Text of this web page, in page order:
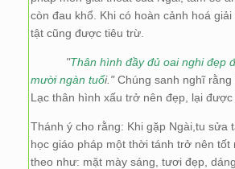
còn đau khổ. Khi có hoàn cảnh hoá
tật cũng được tiêu trừ.
"Thân hình đầy đủ oai nghi đẹp
mười ngàn tuổi."Chúng sanh nghĩ rằng
Lạc thân hình xấu trở nên đẹp, lại được
Thánh ý cho rằng: Khi gặp Ngài,tu sửa
học giáo pháp một thời tánh trở nên
theo như: mặt mày sáng, tươi đẹp,